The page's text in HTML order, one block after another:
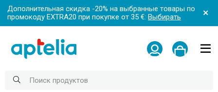
Дополнительная скидка -20% на выбранные товары по
промокоду EXTRA20 при покупке от 35 €: Выбирать